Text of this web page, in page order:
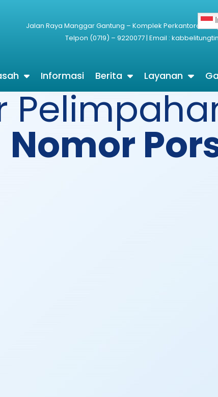
Jalan Raya Manggar Gantung – Komplek Perkantoran
Telpon (0719) – 9220077 | Email :
Informasi Berita Layanan
Nomor